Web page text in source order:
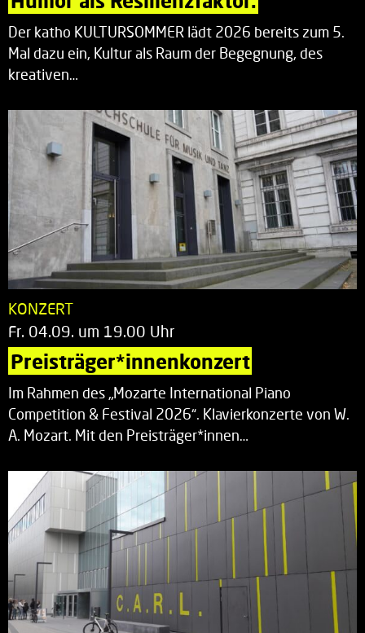
Der katho KULTURSOMMER lädt 2026 bereits zum 5.
Mal dazu ein, Kultur als Raum der Begegnung, des
kreativen…
KONZERT
Fr. 04.09. um 19.00 Uhr
Preisträger*innenkonzert
Im Rahmen des „Mozarte International Piano
Competition & Festival 2026“. Klavierkonzerte von W.
A. Mozart. Mit den Preisträger*innen…